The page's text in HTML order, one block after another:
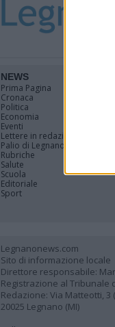
NEWS
Prima Pagina
Cronaca
Politica
Economia
Eventi
Lettere in redazione
Palio di Legnano
Rubriche
Salute
Scuola
Editoriale
Sport
Legnanonews.com
Sito di informazione locale
Direttore responsabile:
Registrazione al Tribunale
Redazione: Via Matteotti,
20025 Legnano (MI)